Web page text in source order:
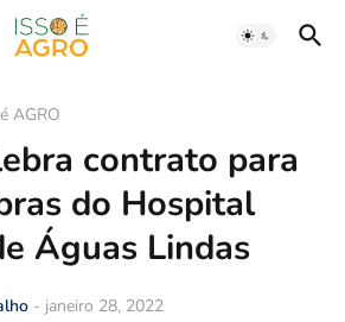
AGRO
contrato para
do Hospital
Águas Lindas
- janeiro 28, 2022